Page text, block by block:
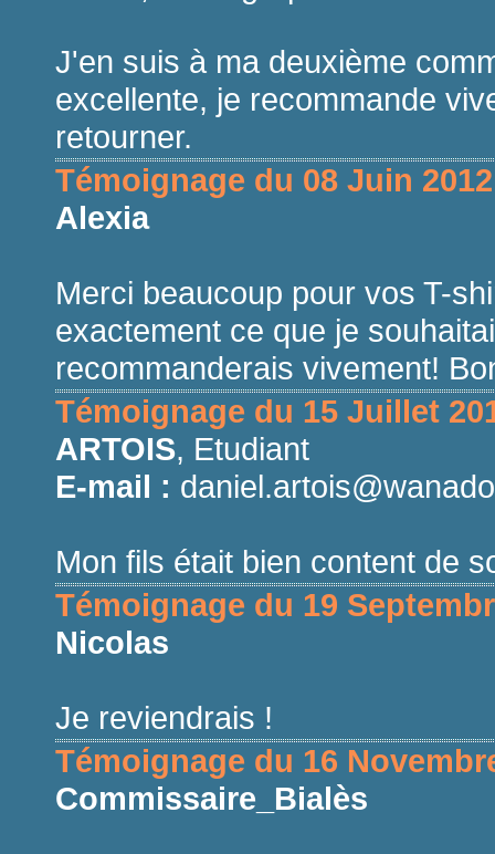
J'en suis à ma deuxième
excellente, je recommande
retourner.
Témoignage du 08 Juin 2012
Alexia
Merci beaucoup pour vos T-
exactement ce que je
recommanderais vivement!
Témoignage du 15 Juillet
ARTOIS, Etudiant
E-mail :
Mon fils était bien content de
Témoignage du 19
Nicolas
Je reviendrais !
Témoignage du 16
Commissaire_Bialès